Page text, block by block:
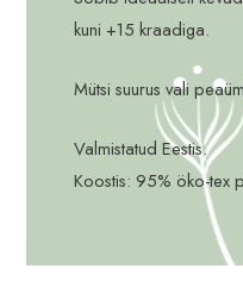
kuni +15 kraadiga.
Mütsi suurus vali
Valmistatud Eestis.
Koostis: 95% öko-tex